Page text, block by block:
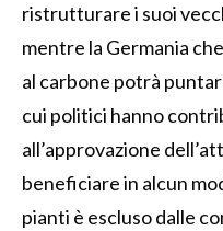
ristrutturare i suoi
mentre la Germania
al carbone potrà
cui politici hanno
all’approvazione
beneficiare in alcun
pianti è escluso dalle